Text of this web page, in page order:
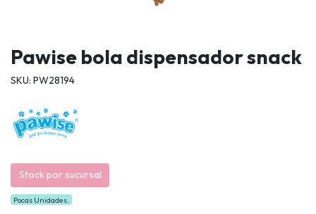
Pawise bola dispensador snack
SKU: PW28194
Stock por sucursal
Pocas Unidades.